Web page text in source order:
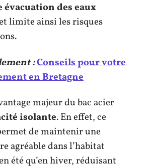
évacuation des eaux
limite ainsi les risques
:Conseils pour votre
en Bretagne
majeur du bac acier
isolante. En effet, ce
de maintenir une
agréable dans l’habitat
été qu’en hiver, réduisant